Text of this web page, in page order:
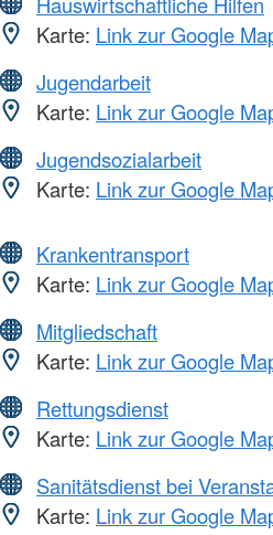
Karte: Link zur Google
Jugendarbeit
Karte: Link zur Google
Jugendsozialarbeit
Karte: Link zur Google
Krankentransport
Karte: Link zur Google
Mitgliedschaft
Karte: Link zur Google
Rettungsdienst
Karte: Link zur Google
Sanitätsdienst bei
Karte: Link zur Google